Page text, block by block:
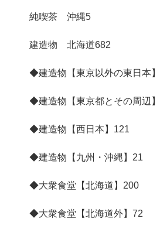
純喫茶 沖縄5
建造物 北海道682
◆建造物【東京以外の東日本】
◆建造物【東京都とその周辺】
◆建造物【西日本】 121
◆建造物【九州・沖縄】 21
◆大衆食堂【北海道】 200
◆大衆食堂【北海道外】 72